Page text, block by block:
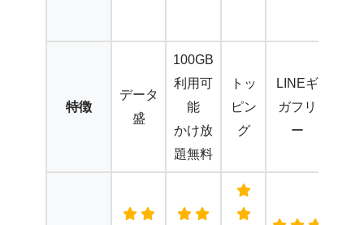
特徴
データ
盛
100GB
利用可
能
かけ放
題無料
トッ
ピン
グ
LINEギ
ガフリ
ー